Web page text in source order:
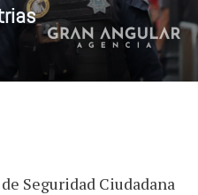
Seguridad Ciudadana